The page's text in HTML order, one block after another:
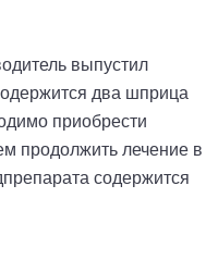
выпустил
два шприца
приобрести
продолжить лечение в
содержится